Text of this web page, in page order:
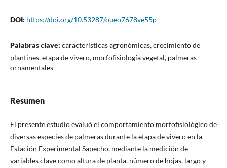
DOI: https://doi.org/10.53287/oueo7678ve55p
Palabras clave: características agronómicas, crecimiento de
plantines, etapa de vivero, morfofisiología vegetal, palmeras
ornamentales
Resumen
El presente estudio evaluó el comportamiento morfofisiológico de
diversas especies de palmeras durante la etapa de vivero en la
Estación Experimental Sapecho, mediante la medición de
variables clave como altura de planta, número de hojas, largo y